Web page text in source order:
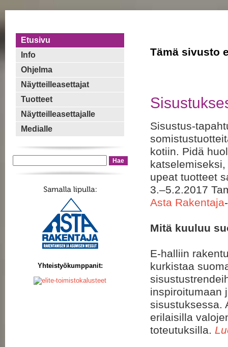
Etusivu
Info
Ohjelma
Näytteilleasettajat
Tuotteet
Näytteilleasettajalle
Medialle
Yhteistyökumppanit:
Tämä sivusto
Sisustus-
kotiin. Pidä
upeat tuotteet
3.–5.2.2017
Asta Rakentaja
Mitä kuuluu
E-halliin
kurkistaa
inspiroitumaan
sisustuksessa.
erilaisilla
toteutuksilla.